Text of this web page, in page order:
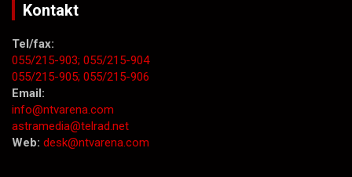
Kontakt
Tel/fax:
055/215-903; 055/215-904
055/215-905; 055/215-906
Email:
info@ntvarena.com
astramedia@telrad.net
Web: desk@ntvarena.com